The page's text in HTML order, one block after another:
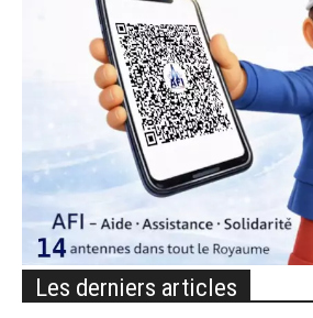
Les derniers articles